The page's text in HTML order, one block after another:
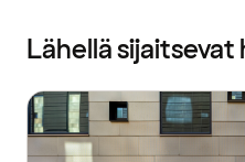
Lähellä